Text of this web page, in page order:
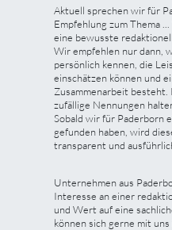
Aktuell sprechen wir für
Empfehlung zum Thema
eine bewusste
Wir empfehlen nur dann,
persönlich kennen, die
einschätzen können und
Zusammenarbeit
zufällige Nennungen
Sobald wir für Paderborn
gefunden haben, wird
transparent und
Unternehmen aus
Interesse an einer
und Wert auf eine
können sich gerne mit